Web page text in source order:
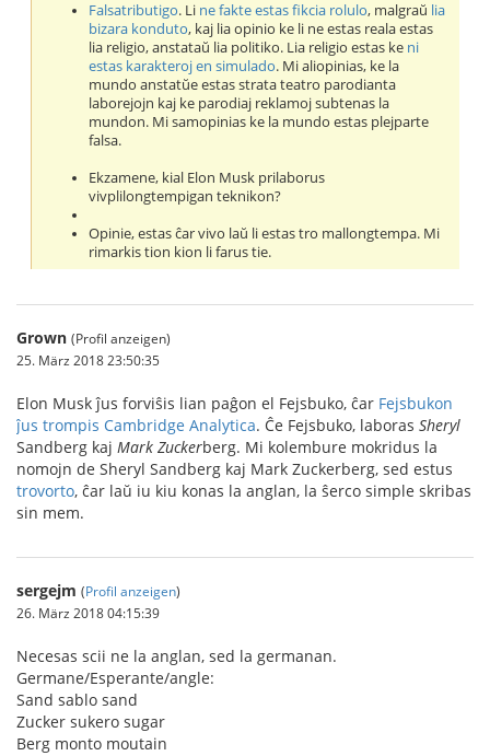
Falsatributigo. Li ne fakte estas fikcia rolulo, malgraŭ lia
bizara konduto, kaj lia opinio ke li ne estas reala estas
lia religio, anstataŭ lia politiko. Lia religio estas ke ni
estas karakteroj en simulado. Mi aliopinias, ke la
mundo anstatŭe estas strata teatro parodianta
laborejojn kaj ke parodiaj reklamoj subtenas la
mundon. Mi samopinias ke la mundo estas plejparte
falsa.
Ekzamene, kial Elon Musk prilaborus
vivplilongtempigan teknikon?
Opinie, estas ĉar vivo laŭ li estas tro mallongtempa. Mi
rimarkis tion kion li farus tie.
Grown (Profil anzeigen)
25. März 2018 23:50:35
Elon Musk ĵus forviŝis lian paĝon el Fejsbuko, ĉar Fejsbukon
ĵus trompis Cambridge Analytica. Ĉe Fejsbuko, laboras Sheryl
Sandberg kaj Mark Zuckerberg. Mi kolembure mokridus la
nomojn de Sheryl Sandberg kaj Mark Zuckerberg, sed estus
trovorto, ĉar laŭ iu kiu konas la anglan, la ŝerco simple skribas
sin mem.
sergejm (Profil anzeigen)
26. März 2018 04:15:39
Necesas scii ne la anglan, sed la germanan.
Germane/Esperante/angle:
Sand sablo sand
Zucker sukero sugar
Berg monto moutain